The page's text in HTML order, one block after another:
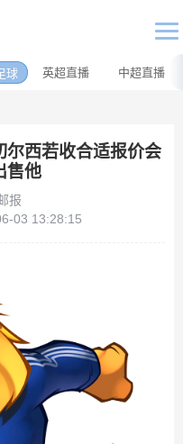
球 英超直播 中超直播
尔西若收合适报价会
售他
报
03 13:28:15